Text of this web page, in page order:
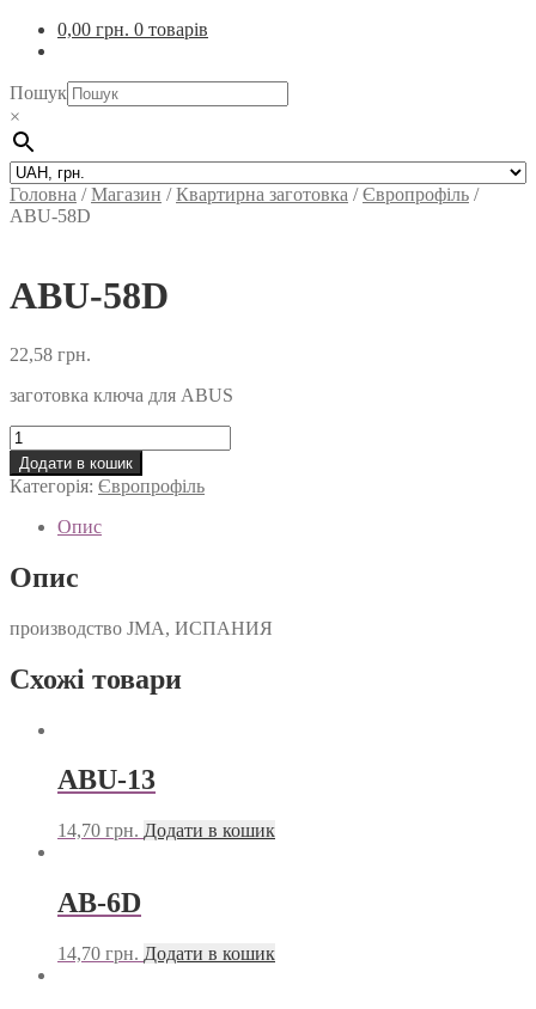
0,00 грн. 0 товарів
Пошук
×
Головна /Магазин /Квартирна заготовка /Європрофіль /
ABU-58D
ABU-58D
22,58 грн.
заготовка ключа для ABUS
ABU-
58D
кількість
Додати в кошик
Категорія: Європрофіль
Опис
Опис
производство JMA, ИСПАНИЯ
Схожі товари
ABU-13
14,70 грн. Додати в кошик
AB-6D
14,70 грн. Додати в кошик